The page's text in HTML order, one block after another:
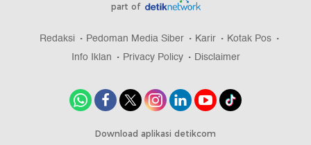
part of
Redaksi Pedoman Media Siber Karir
Kotak Pos
Info Iklan
Privacy Policy Disclaimer
Download aplikasi detikcom